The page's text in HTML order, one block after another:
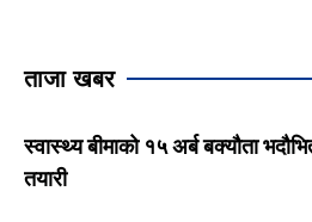
ताजा खबर
स्वास्थ्य बीमाको १५ अर्ब बक्यौता
तयारी